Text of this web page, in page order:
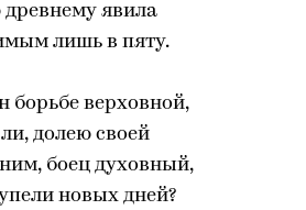
явила
лишь в пяту.
борьбе верховной,
долею своей
боец духовный,
новых дней?